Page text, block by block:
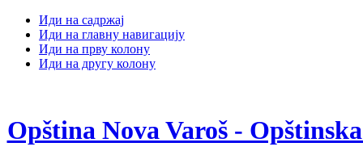
Иди на садржај
Иди на главну навигацију
Иди на прву колону
Иди на другу колону
Opština Nova Varoš -